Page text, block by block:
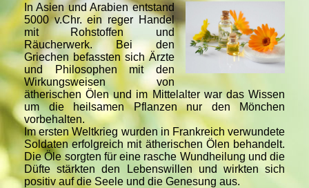
In Asien und Arabien entstand
5000 v.Chr. ein reger Handel
mit Rohstoffen und
Räucherwerk. Bei den
Griechen befassten sich Ärzte
und Philosophen mit den
Wirkungsweisen von
ätherischen Ölen und im Mittelalter war das Wissen
um die heilsamen Pflanzen nur den Mönchen
vorbehalten.
Im ersten Weltkrieg wurden in Frankreich verwundete
Soldaten erfolgreich mit ätherischen Ölen behandelt.
Die Öle sorgten für eine rasche Wundheilung und die
Düfte stärkten den Lebenswillen und wirkten sich
positiv auf die Seele und die Genesung aus.